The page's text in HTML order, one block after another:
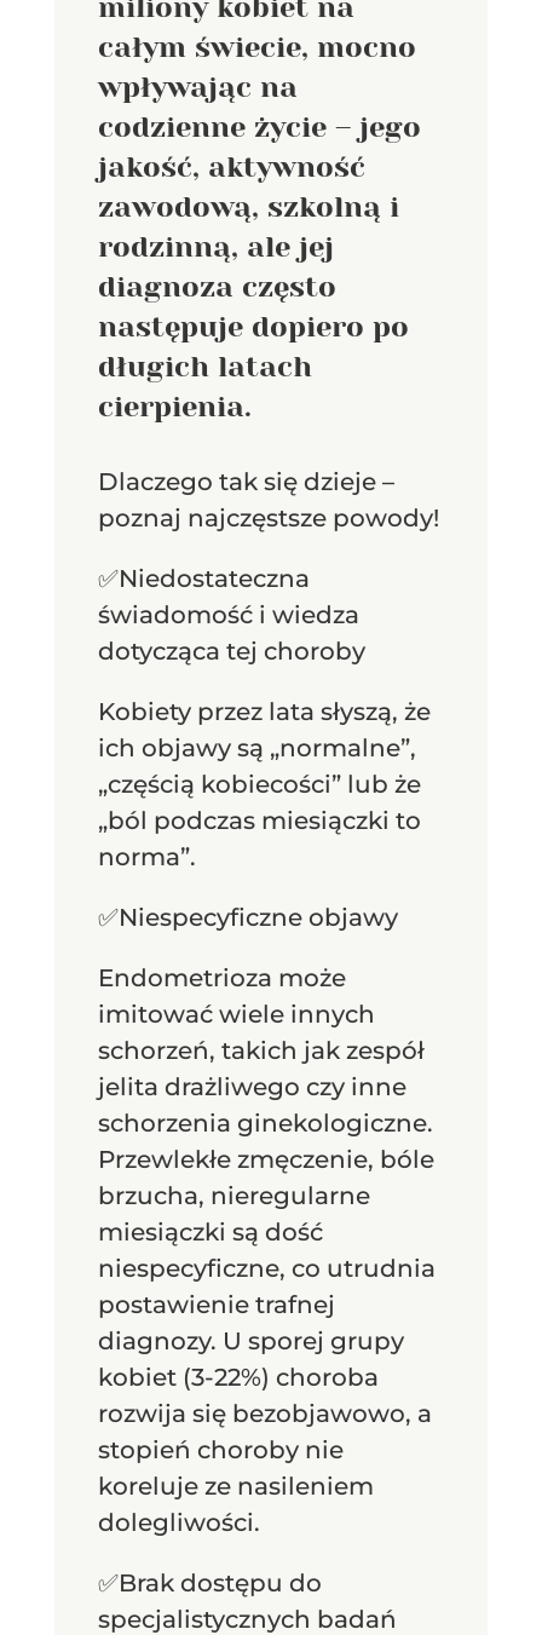
miliony kobiet na
całym świecie, mocno
wpływając na
codzienne życie – jego
jakość, aktywność
zawodową, szkolną i
rodzinną, ale jej
diagnoza często
następuje dopiero po
długich latach
cierpienia.
Dlaczego tak się dzieje –
poznaj najczęstsze powody!
✅Niedostateczna
świadomość i wiedza
dotycząca tej choroby
Kobiety przez lata słyszą, że
ich objawy są „normalne”,
„częścią kobiecości” lub że
„ból podczas miesiączki to
norma”.
✅Niespecyficzne objawy
Endometrioza może
imitować wiele innych
schorzeń, takich jak zespół
jelita drażliwego czy inne
schorzenia ginekologiczne.
Przewlekłe zmęczenie, bóle
brzucha, nieregularne
miesiączki są dość
niespecyficzne, co utrudnia
postawienie trafnej
diagnozy. U sporej grupy
kobiet (3-22%) choroba
rozwija się bezobjawowo, a
stopień choroby nie
koreluje ze nasileniem
dolegliwości.
✅Brak dostępu do
specjalistycznych badań